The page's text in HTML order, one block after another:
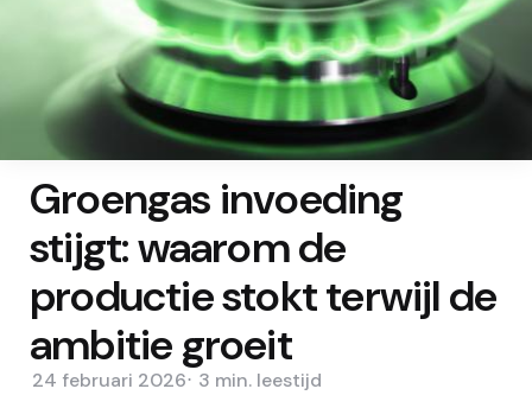
Groengas invoeding
stijgt: waarom de
productie stokt terwijl de
ambitie groeit
24 februari 2026 3 min. leestijd